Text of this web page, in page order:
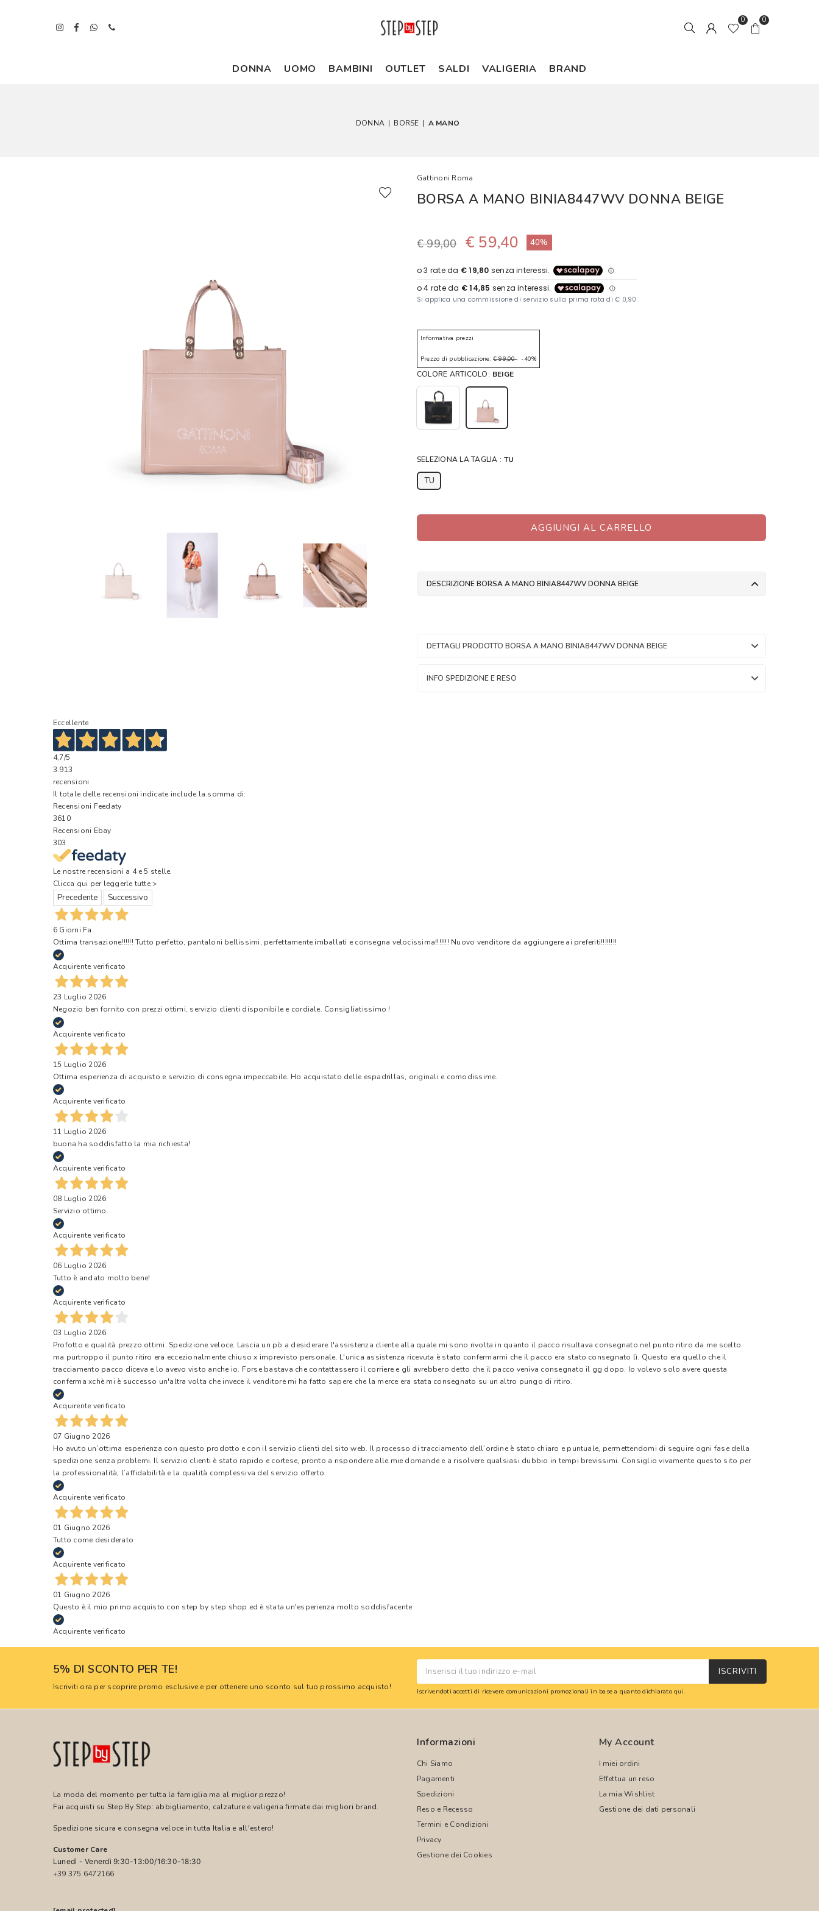
0 0
DONNA UOMO BAMBINI OUTLET SALDI VALIGERIA BRAND
DONNA | BORSE | A MANO
Gattinoni Roma
BORSA A MANO BINIA8447WV DONNA BEIGE
€ 99,00 € 59,40 40%
Informativa prezzi
Prezzo di pubblicazione: € 99,00-40%
COLORE ARTICOLO: BEIGE
SELEZIONA LA TAGLIA : TU
TU
AGGIUNGI AL CARRELLO
DESCRIZIONE BORSA A MANO BINIA8447WV DONNA BEIGE
DETTAGLI PRODOTTO BORSA A MANO BINIA8447WV DONNA BEIGE
INFO SPEDIZIONE E RESO
Eccellente
4,7/5
3.913
recensioni
Il totale delle recensioni indicate include la somma di:
Recensioni Feedaty
3610
Recensioni Ebay
303
Le nostre recensioni a 4 e 5 stelle.
Clicca qui per leggerle tutte >
Precedente Successivo
6 Giorni Fa
Ottima transazione!!!!!! Tutto perfetto, pantaloni bellissimi, perfettamente imballati e consegna velocissima!!!!!!! Nuovo venditore da aggiungere ai preferiti!!!!!!!!
Acquirente verificato
23 Luglio 2026
Negozio ben fornito con prezzi ottimi, servizio clienti disponibile e cordiale. Consigliatissimo !
Acquirente verificato
15 Luglio 2026
Ottima esperienza di acquisto e servizio di consegna impeccabile. Ho acquistato delle espadrillas, originali e comodissime.
Acquirente verificato
11 Luglio 2026
buona ha soddisfatto la mia richiesta!
Acquirente verificato
08 Luglio 2026
Servizio ottimo.
Acquirente verificato
06 Luglio 2026
Tutto è andato molto bene!
Acquirente verificato
03 Luglio 2026
Profotto e qualità prezzo ottimi. Spedizione veloce. Lascia un pò a desiderare l'assistenza cliente alla quale mi sono rivolta in quanto il pacco risultava consegnato nel punto ritiro da me scelto
ma purtroppo il punto ritiro era eccezionalmente chiuso x imprevisto personale. L'unica assistenza ricevuta è stato confermarmi che il pacco era stato consegnato lì. Questo era quello che il
tracciamento pacco diceva e lo avevo visto anche io. Forse bastava che contattassero il corriere e gli avrebbero detto che il pacco veniva consegnato il gg dopo. Io volevo solo avere questa
conferma xchè mi è successo un'altra volta che invece il venditore mi ha fatto sapere che la merce era stata consegnato su un altro pungo di ritiro.
Acquirente verificato
07 Giugno 2026
Ho avuto un’ottima esperienza con questo prodotto e con il servizio clienti del sito web. Il processo di tracciamento dell’ordine è stato chiaro e puntuale, permettendomi di seguire ogni fase della
spedizione senza problemi. Il servizio clienti è stato rapido e cortese, pronto a rispondere alle mie domande e a risolvere qualsiasi dubbio in tempi brevissimi. Consiglio vivamente questo sito per
la professionalità, l’affidabilità e la qualità complessiva del servizio offerto.
Acquirente verificato
01 Giugno 2026
Tutto come desiderato
Acquirente verificato
01 Giugno 2026
Questo è il mio primo acquisto con step by step shop ed è stata un'esperienza molto soddisfacente
Acquirente verificato
5% DI SCONTO PER TE!
Iscriviti ora per scoprire promo esclusive e per ottenere uno sconto sul tuo prossimo acquisto!
ISCRIVITI
Iscrivendoti accetti di ricevere comunicazioni promozionali in base a quanto dichiaratoqui.
La moda del momento per tutta la famiglia ma al miglior prezzo!
Fai acquisti su Step By Step: abbigliamento, calzature e valigeria firmate dai migliori brand.
Spedizione sicura e consegna veloce in tutta Italia e all'estero!
Customer Care
Lunedì - Venerdì 9:30-13:00/16:30-18:30
+39 375 6472166
Informazioni
Chi Siamo
Pagamenti
Spedizioni
Reso e Recesso
Termini e Condizioni
Privacy
Gestione dei Cookies
My Account
I miei ordini
Effettua un reso
La mia Wishlist
Gestione dei dati personali